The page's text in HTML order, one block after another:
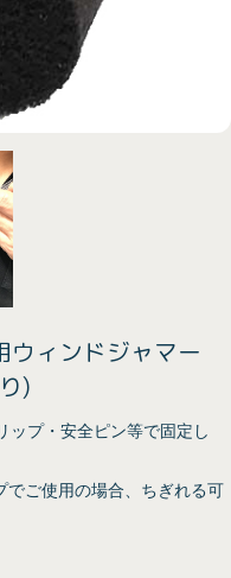
ウィンドジャマー
)
ップ・安全ピン等で固定し
ご使用の場合、ちぎれる可